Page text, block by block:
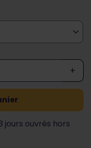
+
jours ouvrés hors